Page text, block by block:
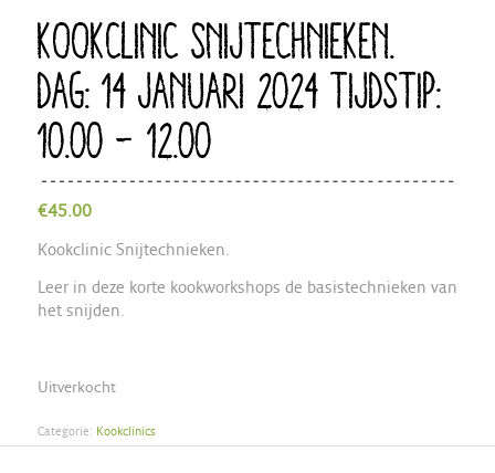
KOOKCLINIC SNIJTECHNIEKEN.
DAG: 14 JANUARI 2024 TIJDSTIP:
10.00 – 12.00
€45.00
Kookclinic Snijtechnieken.
Leer in deze korte kookworkshops de basistechnieken van
het snijden.
Uitverkocht
Categorie: Kookclinics